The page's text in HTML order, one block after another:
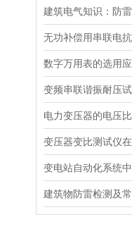
建筑物防雷检测及